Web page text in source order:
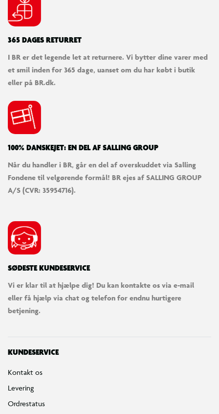
der elsker mode og kreativ leg. De vil elske at skabe unikke ur-
designs og nye looks til hver dag!
1 digitalur
6 armbånd
365 DAGES RETURRET
I BR er det legende let at returnere. Vi bytter dine varer med
et smil inden for 365 dage, uanset om du har købt i butik
eller på BR.dk.
100% DANSKEJET: EN DEL AF SALLING GROUP
Når du handler i BR, går en del af overskuddet via Salling
Fondene til velgørende formål! BR ejes af SALLING GROUP
A/S (CVR: 35954716).
SØDESTE KUNDESERVICE
Vi er klar til at hjælpe dig! Du kan kontakte os via e-mail
eller få hjælp via chat og telefon for endnu hurtigere
betjening.
KUNDESERVICE
Kontakt os
Levering
Ordrestatus